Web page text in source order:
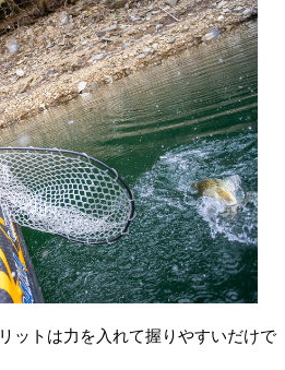
ットは力を入れて握りやすいだけで